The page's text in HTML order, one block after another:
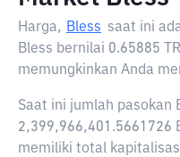
Harga, Bless saat ini
Bless bernilai 0.65885
memungkinkan Anda
Saat ini jumlah pasokan
2,399,966,401.5661726
memiliki total